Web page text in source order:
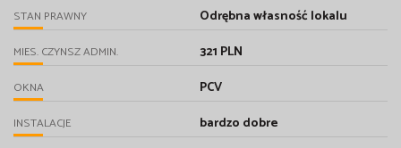
STAN PRAWNY Odrębna własność lokalu
MIES. CZYNSZ ADMIN. 321 PLN
OKNA PCV
INSTALACJE bardzo dobre